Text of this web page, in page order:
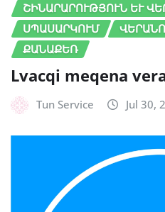
ՇԻՆԱՐԱՐՈՒԹՅՈՒՆ ԵՒ
ՍՊԱՍԱՐԿՈՒՄ
ՔԱՆԱՔԵՌ
Lvacqi meqena
Tun Service Jul 30,